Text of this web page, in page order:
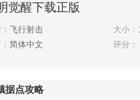
觉醒下载正版
飞行射击 大小：
简体中文 评分：
据点攻略